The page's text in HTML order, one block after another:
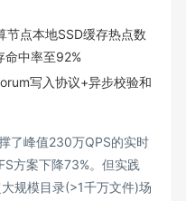
节点本地SSD缓存热点数
命中率至92%
写入协议+异步校验和
了峰值230万QPS的实时
方案下降73%。但实践
规模目录(>1千万文件)场